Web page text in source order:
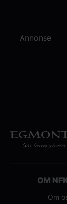
Annonse
OM
Om